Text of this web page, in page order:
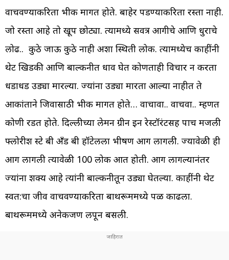
वाचवण्याकरिता भीक मागत होते. बाहेर पडण्याकरिता रस्ता नाही.
जो रस्ता आहे तो खूप छोट्या. त्यामध्ये सर्वत्र आगीचे आणि धुराचे
लोढ.. कुठे जाऊ कुठे नाही अशा स्थिती लोक. त्यामध्येच काहींनी
थेट खिडकी आणि बाल्कनीत धाव घेत कोणताही विचार न करता
धडाधड उड्या मारल्या. ज्यांना उड्या मारता आल्या नाहीत ते
आकांताने जिवासाठी भीक मागत होते… वाचावा.. वाचवा.. म्हणत
कोणी रडत होते. दिल्लीच्या लेमन ग्रीन इन रेस्टॉरंटसह पाच मजली
फ्लोरीश स्टे बी अँड बी हॉटेलला भीषण आग लागली. ज्यावेळी ही
आग लागली त्यावेळी 100 लोक आत होती. आग लागल्यानंतर
ज्यांना शक्य आहे त्यांनी बाल्कनीतून उड्या घेतल्या. काहींनी थेट
स्वत:चा जीव वाचवण्याकरिता बाथरूममध्ये पळ काढला.
बाथरूममध्ये अनेकजण लपून बसली.